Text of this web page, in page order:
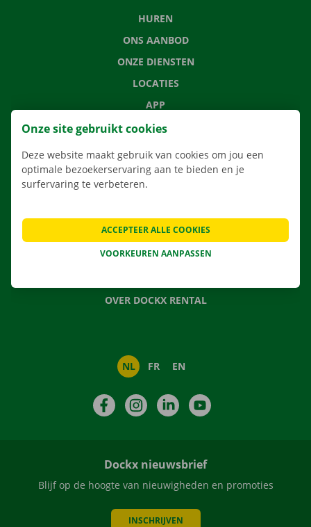
HUREN
ONS AANBOD
ONZE DIENSTEN
LOCATIES
APP
VERHUISOPLOSSINGEN
CONTACTEER ONS
NIEUWS
CADEAUBON
OVER DOCKX RENTAL
NL FR EN
FacebookInstagramLinkedIn
Dockx nieuwsbrief
Blijf op de hoogte van nieuwigheden en promoties
INSCHRIJVEN
Onze site gebruikt cookies
Deze website maakt gebruik van cookies om jou een
optimale bezoekerservaring aan te bieden en je
surfervaring te verbeteren.
VOORKEUREN AANPASSEN
ACCEPTEER ALLE COOKIES